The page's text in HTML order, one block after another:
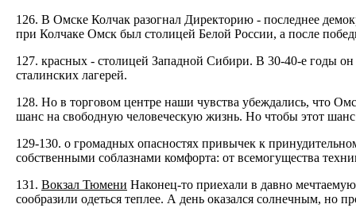
126. В Омске Колчак разогнал Директорию - последнее
при Колчаке Омск был столицей Белой России, а после
127. красных - столицей Западной Сибири. В 30-40-е годы
сталинских лагерей.
128. Но в торговом центре наши чувства убеждались, что
шанс на свободную человеческую жизнь. Но чтобы этот
129-130. о громадных опасностях привычек к
собственными соблазнами комфорта: от всемогущества
131. Вокзал Тюмени Наконец-то приехали в давно
сообразили одеться теплее. А день оказался солнечным, но